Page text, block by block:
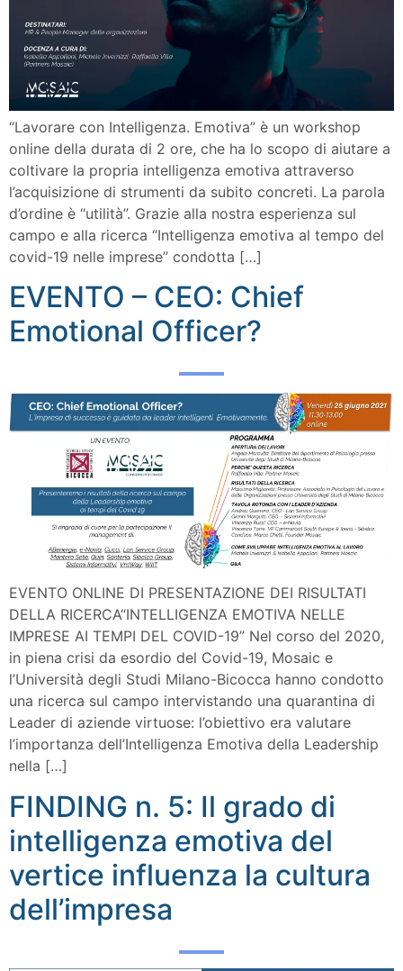
“Lavorare con Intelligenza. Emotiva” è un workshop
online della durata di 2 ore, che ha lo scopo di aiutare a
coltivare la propria intelligenza emotiva attraverso
l’acquisizione di strumenti da subito concreti. La parola
d’ordine è “utilità”. Grazie alla nostra esperienza sul
campo e alla ricerca “Intelligenza emotiva al tempo del
covid-19 nelle imprese” condotta […]
EVENTO – CEO: Chief
Emotional Officer?
EVENTO ONLINE DI PRESENTAZIONE DEI RISULTATI
DELLA RICERCA“INTELLIGENZA EMOTIVA NELLE
IMPRESE AI TEMPI DEL COVID-19” Nel corso del 2020,
in piena crisi da esordio del Covid-19, Mosaic e
l’Università degli Studi Milano-Bicocca hanno condotto
una ricerca sul campo intervistando una quarantina di
Leader di aziende virtuose: l’obiettivo era valutare
l’importanza dell’Intelligenza Emotiva della Leadership
nella […]
FINDING n. 5: Il grado di
intelligenza emotiva del
vertice influenza la cultura
dell’impresa